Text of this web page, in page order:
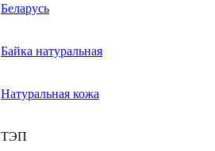
Беларусь
Байка натуральная
Натуральная кожа
ТЭП